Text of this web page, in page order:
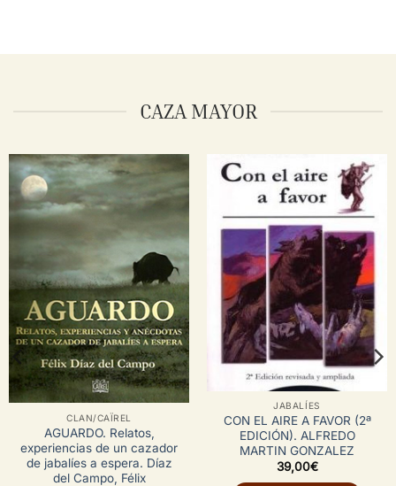
CAZA MAYOR
CLAN/CAÏREL
AGUARDO. Relatos,
experiencias de un cazador
de jabalíes a espera. Díaz
del Campo, Félix
JABALÍES
CON EL AIRE A FAVOR (2ª
EDICIÓN). ALFREDO
MARTIN GONZALEZ
39,00€